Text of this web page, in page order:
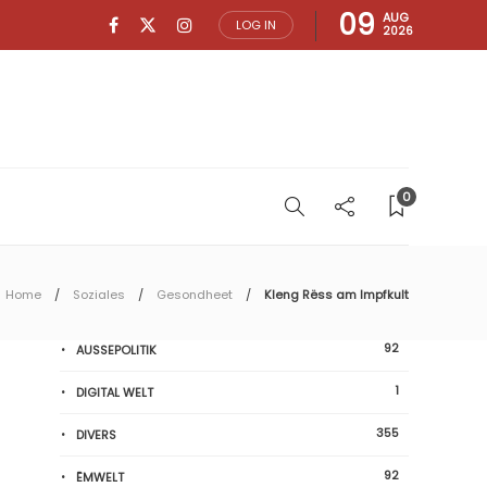
LOG IN 09 AUG
2026
0
Home Soziales Gesondheet Kleng Rëss am Impfkult
AUSSEPOLITIK 92
DIGITAL WELT 1
DIVERS 355
ËMWELT 92